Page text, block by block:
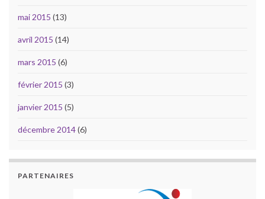
mai 2015 (13)
avril 2015 (14)
mars 2015 (6)
février 2015 (3)
janvier 2015 (5)
décembre 2014(6)
PARTENAIRES